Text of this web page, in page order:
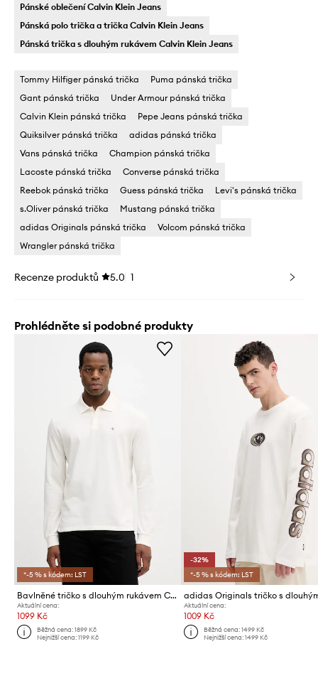
Pánské oblečení Calvin Klein Jeans
Pánská polo trička a trička Calvin Klein Jeans
Pánská trička s dlouhým rukávem Calvin Klein Jeans
Tommy Hilfiger pánská trička
Puma pánská trička
Gant pánská trička
Under Armour pánská trička
Calvin Klein pánská trička
Pepe Jeans pánská trička
Quiksilver pánská trička
adidas pánská trička
Vans pánská trička
Champion pánská trička
Lacoste pánská trička
Converse pánská trička
Reebok pánská trička
Guess pánská trička
Levi's pánská trička
s.Oliver pánská trička
Mustang pánská trička
adidas Originals pánská trička
Volcom pánská trička
Wrangler pánská trička
Recenze produktů 5.0 1
Prohlédněte si podobné produkty
*-5 % s kódem: LST
Bavlněné tričko s dlouhým rukávem Calvin Klein Jeans
Aktuální cena:
1099 Kč
Běžná cena:1899 Kč
Nejnižší cena:1199 Kč
-32%
*-5 % s kódem: LST
Aktuální cena:
1009 Kč
Běžná cena: 1499 Kč
Nejnižší cena: 1499 Kč